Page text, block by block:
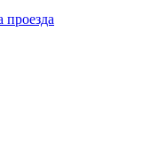
проезда